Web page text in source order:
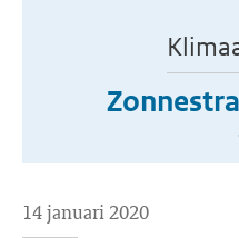
14 januari 2020